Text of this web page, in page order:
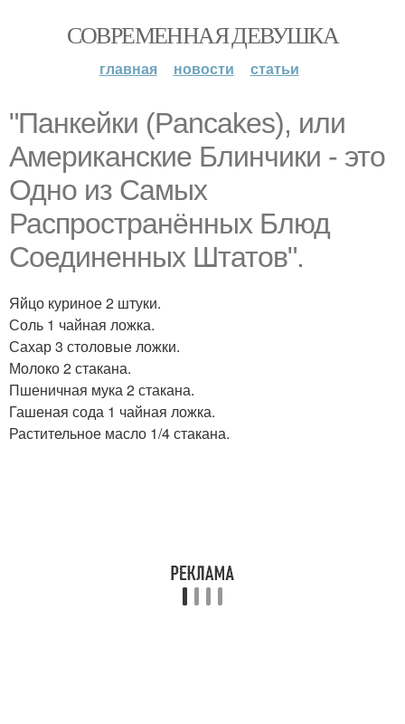
СОВРЕМЕННАЯ ДЕВУШКА
главная новости статьи
"Панкейки (Pancakes), или
Американские Блинчики - это
Одно из Самых
Распространённых Блюд
Соединенных Штатов".
Яйцо куриное 2 штуки.
Соль 1 чайная ложка.
Сахар 3 столовые ложки.
Молоко 2 стакана.
Пшеничная мука 2 стакана.
Гашеная сода 1 чайная ложка.
Растительное масло 1/4 стакана.